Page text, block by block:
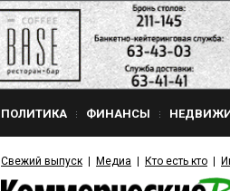
ПОЛИТИКА ФИНАНСЫ
Свежий выпуск Медиа Кто есть кто